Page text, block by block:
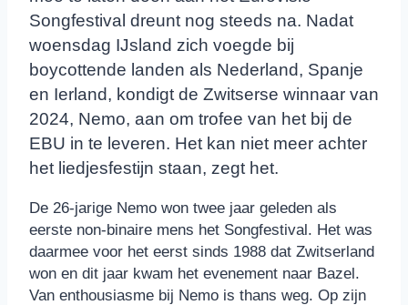
Songfestival dreunt nog steeds na. Nadat
woensdag IJsland zich voegde bij
boycottende landen als Nederland, Spanje
en Ierland, kondigt de Zwitserse winnaar van
2024, Nemo, aan om trofee van het bij de
EBU in te leveren. Het kan niet meer achter
het liedjesfestijn staan, zegt het.
De 26-jarige Nemo won twee jaar geleden als
eerste non-binaire mens het Songfestival. Het was
daarmee voor het eerst sinds 1988 dat Zwitserland
won en dit jaar kwam het evenement naar Bazel.
Van enthousiasme bij Nemo is thans weg. Op zijn